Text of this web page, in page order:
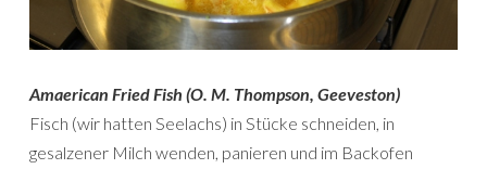
Amaerican Fried Fish (O. M. Thompson, Geeveston)
Fisch (wir hatten Seelachs) in Stücke schneiden, in
gesalzener Milch wenden, panieren und im Backofen